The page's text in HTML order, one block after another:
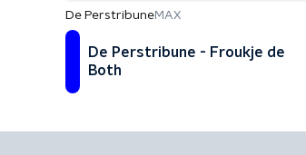
De PerstribuneMAX
De Perstribune - Froukje de
Both